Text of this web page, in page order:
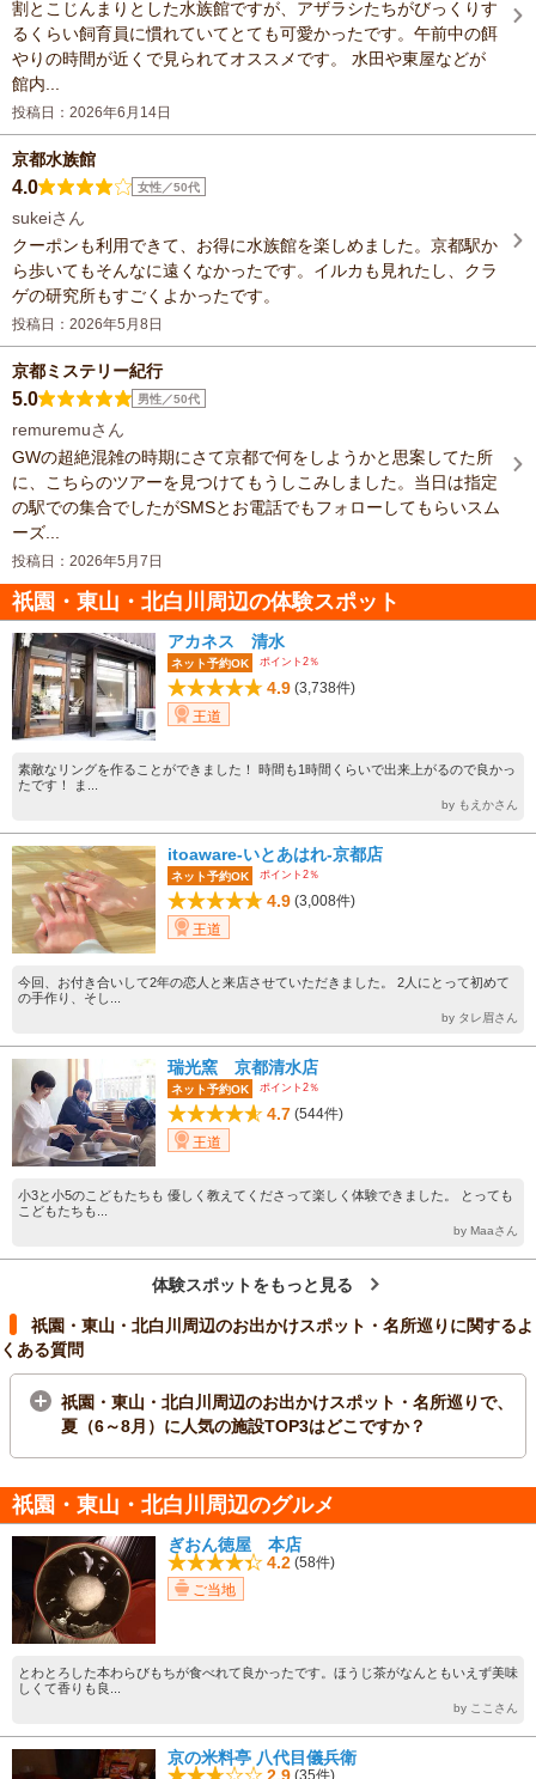
割とこじんまりとした水族館ですが、アザラシたちがびっくりす
るくらい飼育員に慣れていてとても可愛かったです。午前中の餌
やりの時間が近くで見られてオススメです。 水田や東屋などが
館内...
投稿日：2026年6月14日
京都水族館
4.0 女性／50代
sukeiさん
クーポンも利用できて、お得に水族館を楽しめました。京都駅か
ら歩いてもそんなに遠くなかったです。イルカも見れたし、クラ
ゲの研究所もすごくよかったです。
投稿日：2026年5月8日
京都ミステリー紀行
5.0 男性／50代
remuremuさん
GWの超絶混雑の時期にさて京都で何をしようかと思案してた所
に、こちらのツアーを見つけてもうしこみしました。当日は指定
の駅での集合でしたがSMSとお電話でもフォローしてもらいスム
ーズ...
投稿日：2026年5月7日
祇園・東山・北白川周辺の体験スポット
アカネス 清水
ネット予約OK ポイント2％
4.9 (3,738件)
王道
素敵なリングを作ることができました！ 時間も1時間くらいで出来上がるので良かっ
たです！ ま...
by もえかさん
itoaware-いとあはれ-京都店
ネット予約OK ポイント2％
4.9 (3,008件)
王道
今回、お付き合いして2年の恋人と来店させていただきました。 2人にとって初めて
の手作り、そし...
by タレ眉さん
瑞光窯 京都清水店
ネット予約OK ポイント2％
4.7 (544件)
王道
小3と小5のこどもたちも 優しく教えてくださって楽しく体験できました。 とっても
こどもたちも...
by Maaさん
体験スポットをもっと見る
祇園・東山・北白川周辺のお出かけスポット・名所巡りに関するよ
くある質問
祇園・東山・北白川周辺のお出かけスポット・名所巡りで、
夏（6～8月）に人気の施設TOP3はどこですか？
祇園・東山・北白川周辺のグルメ
ぎおん徳屋 本店
4.2 (58件)
ご当地
とわとろした本わらびもちが食べれて良かったです。ほうじ茶がなんともいえず美味
しくて香りも良...
by ここさん
京の米料亭 八代目儀兵衛
2.9 (35件)